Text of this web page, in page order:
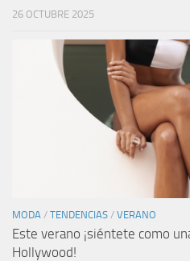
26 OCTUBRE 2025
MODA / TENDENCIAS / VERANO
Este verano ¡siéntete como
Hollywood!